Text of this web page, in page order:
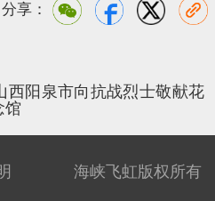
分享：
西阳泉市向抗战烈士敬献花
馆
海峡飞虹版权所有